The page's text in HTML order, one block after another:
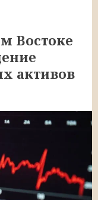
Востоке
активов